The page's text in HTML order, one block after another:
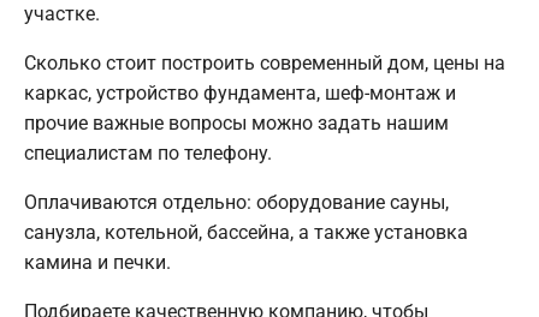
участке.
Сколько стоит построить современный дом, цены на
каркас, устройство фундамента, шеф-монтаж и
прочие важные вопросы можно задать нашим
специалистам по телефону.
Оплачиваются отдельно: оборудование сауны,
санузла, котельной, бассейна, а также установка
камина и печки.
Подбираете качественную компанию, чтобы